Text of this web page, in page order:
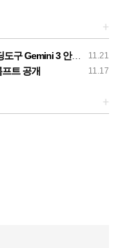
+
11.21
3 안티그래비티
11.17
트 공개
+